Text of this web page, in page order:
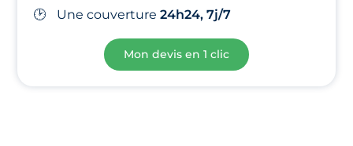
🕑 Une couverture 24h24, 7j/7
Mon devis en 1 clic